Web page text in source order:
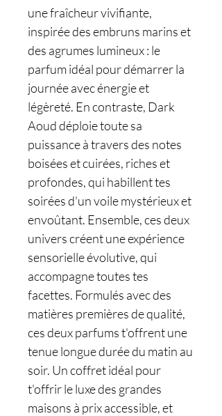
une fraîcheur vivifiante,
inspirée des embruns marins et
des agrumes lumineux : le
parfum idéal pour démarrer la
journée avec énergie et
légèreté. En contraste, Dark
Aoud déploie toute sa
puissance à travers des notes
boisées et cuirées, riches et
profondes, qui habillent tes
soirées d'un voile mystérieux et
envoûtant. Ensemble, ces deux
univers créent une expérience
sensorielle évolutive, qui
accompagne toutes tes
facettes. Formulés avec des
matières premières de qualité,
ces deux parfums t'offrent une
tenue longue durée du matin au
soir. Un coffret idéal pour
t'offrir le luxe des grandes
maisons à prix accessible, et